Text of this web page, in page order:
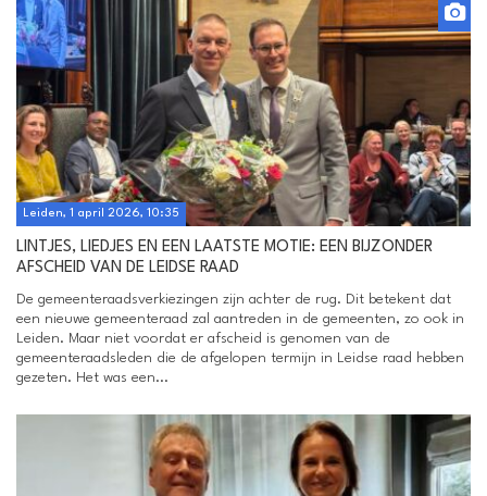
Leiden, 1 april 2026, 10:35
LINTJES, LIEDJES EN EEN LAATSTE MOTIE: EEN BIJZONDER
AFSCHEID VAN DE LEIDSE RAAD
De gemeenteraadsverkiezingen zijn achter de rug. Dit betekent dat
een nieuwe gemeenteraad zal aantreden in de gemeenten, zo ook in
Leiden. Maar niet voordat er afscheid is genomen van de
gemeenteraadsleden die de afgelopen termijn in Leidse raad hebben
gezeten. Het was een...